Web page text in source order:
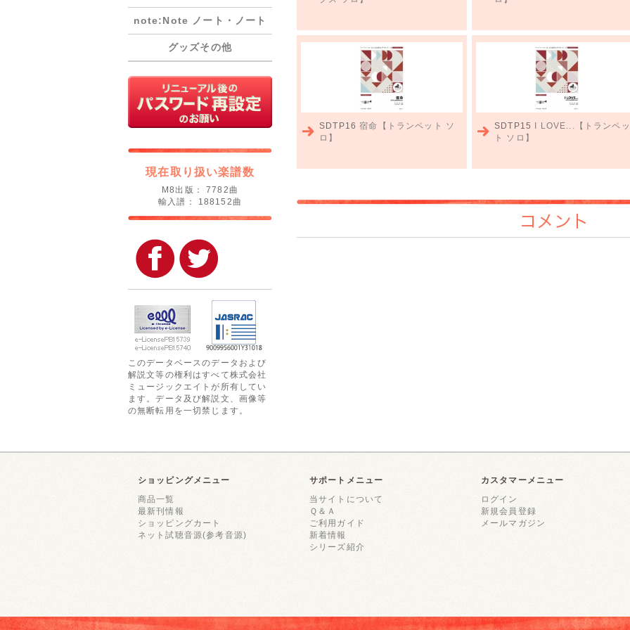
note:Note ノート・ノート
グッズその他
現在取り扱い楽譜数
M8出版： 7782曲
輸入譜： 188152曲
このデータベースのデータおよび
解説文等の権利はすべて株式会社
ミュージックエイトが所有してい
ます。データ及び解説文、画像等
の無断転用を一切禁じます。
SDTP16宿命【トランペット ソ
ロ】
SDTP15 I LOVE...【トランペッ
ト ソロ】
コメント
ショッピングメニュー
商品一覧
最新刊情報
ショッピングカート
ネット試聴音源(参考音源)
サポートメニュー
当サイトについて
Ｑ＆Ａ
ご利用ガイド
新着情報
シリーズ紹介
カスタマーメニュー
ログイン
新規会員登録
メールマガジン